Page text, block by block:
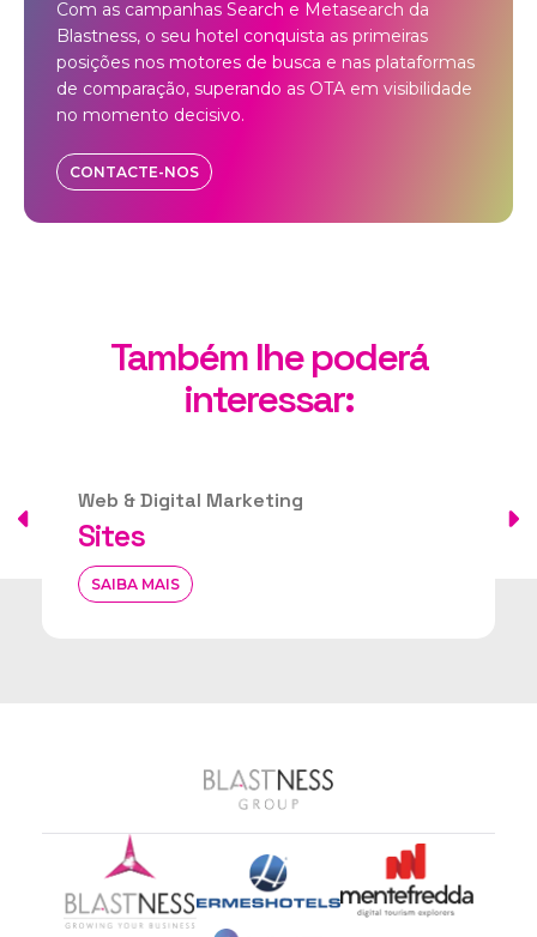
Com as campanhas Search e Metasearch da
Blastness, o seu hotel conquista as primeiras
posições nos motores de busca e nas plataformas
de comparação, superando as OTA em visibilidade
no momento decisivo.
CONTACTE-NOS
Também lhe poderá
interessar:
Web & Digital Marketing